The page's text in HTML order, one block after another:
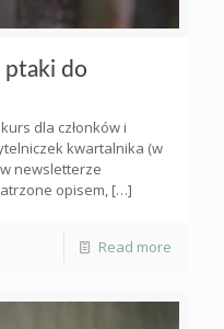
ptaki do
dla członków i
kwartalnika (w
newsletterze
opisem, […]
Read more